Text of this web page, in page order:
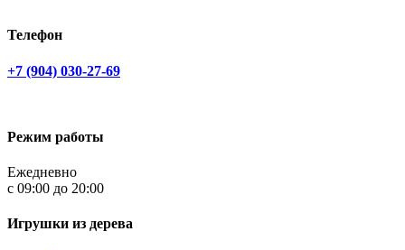
Телефон
+7 (904) 030-27-69
Режим работы
Ежедневно
c 09:00 до 20:00
Игрушки из дерева